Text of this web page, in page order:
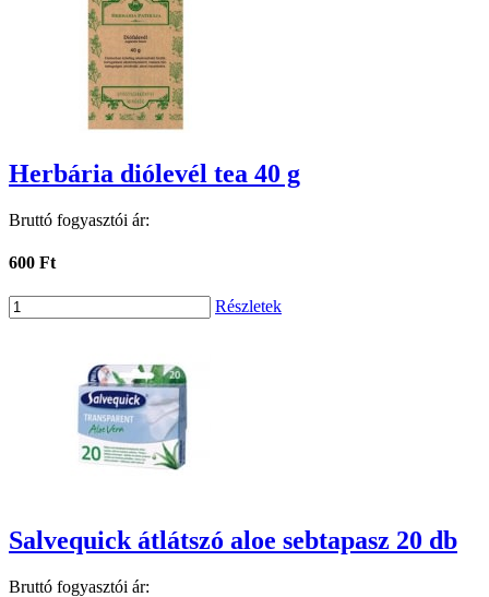
Herbária diólevél tea 40 g
Bruttó fogyasztói ár:
600 Ft
Részletek
Salvequick átlátszó aloe sebtapasz 20 db
Bruttó fogyasztói ár: